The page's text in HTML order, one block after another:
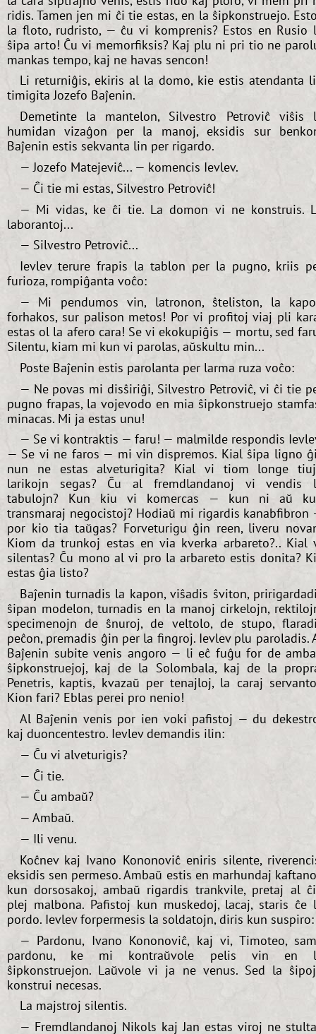
ridis. Tamen jen mi ĉi tie estas, en la ŝipkonstruejo.
la floto, rudristo, — ĉu vi komprenis? Estos en Rusio
ŝipa arto! Ĉu vi memorfiksis? Kaj plu ni pri tio ne
mankas tempo, kaj ne havas sencon!
Li returniĝis, ekiris al la domo, kie estis atendanta
timigita Jozefo Baĵenin.
Demetinte la mantelon, Silvestro Petroviĉ viŝis
humidan vizaĝon per la manoj, eksidis sur
Baĵenin estis sekvanta lin per rigardo.
— Jozefo Matejeviĉ... — komencis Ievlev.
— Ĉi tie mi estas, Silvestro Petroviĉ!
— Mi vidas, ke ĉi tie. La domon vi ne konstruis.
laborantoj...
— Silvestro Petroviĉ...
Ievlev terure frapis la tablon per la pugno, kriis
furioza, rompiĝanta voĉo:
— Mi pendumos vin, latronon, ŝteliston, la
forhakos, sur palison metos! Por vi profitoj viaj pli
estas ol la afero cara! Se vi ekokupiĝis — mortu, sed
Silentu, kiam mi kun vi parolas, aŭskultu min...
Poste Baĵenin estis parolanta per larma ruza voĉo:
— Ne povas mi disŝiriĝi, Silvestro Petroviĉ, vi ĉi tie
pugno frapas, la vojevodo en mia ŝipkonstruejo
minacas. Mi ja estas unu!
— Se vi kontraktis — faru! — malmilde respondis
— Se vi ne faros — mi vin dispremos. Kial ŝipa ligno
nun ne estas alveturigita? Kial vi tiom longe
larikojn segas? Ĉu al fremdlandanoj vi vendis
tabulojn? Kun kiu vi komercas — kun ni aŭ
transmaraj negocistoj? Hodiaŭ mi rigardis kanabfibron
por kio tia taŭgas? Forveturigu ĝin reen, liveru
Kiom da trunkoj estas en via kverka arbareto?.. Kial
silentas? Ĉu mono al vi pro la arbareto estis donita?
estas ĝia listo?
Baĵenin turnadis la kapon, viŝadis ŝviton,
ŝipan modelon, turnadis en la manoj cirkelojn,
specimenojn de ŝnuroj, de veltolo, de stupo,
peĉon, premadis ĝin per la fingroj. Ievlev plu paroladis.
Baĵenin subite venis angoro — li eĉ fuĝu for de
ŝipkonstruejoj, kaj de la Solombala, kaj de la
Penetris, kaptis, kvazaŭ per tenajloj, la caraj
Kion fari? Eblas perei pro nenio!
Al Baĵenin venis por ien voki pafistoj — du
kaj duoncentestro. Ievlev demandis ilin:
— Ĉu vi alveturigis?
— Ĉi tie.
— Ĉu ambaŭ?
— Ambaŭ.
— Ili venu.
Koĉnev kaj Ivano Kononoviĉ eniris silente,
eksidis sen permeso. Ambaŭ estis en marhundaj
kun dorsosakoj, ambaŭ rigardis trankvile, pretaj al
plej malbona. Pafistoj kun muskedoj, lacaj, staris ĉe
pordo. Ievlev forpermesis la soldatojn, diris kun suspiro:
— Pardonu, Ivano Kononoviĉ, kaj vi, Timoteo,
pardonu, ke mi kontraŭvole pelis vin en
ŝipkonstruejon. Laŭvole vi ja ne venus. Sed la
konstrui necesas.
La majstroj silentis.
— Fremdlandanoj Nikols kaj Jan estas viroj ne